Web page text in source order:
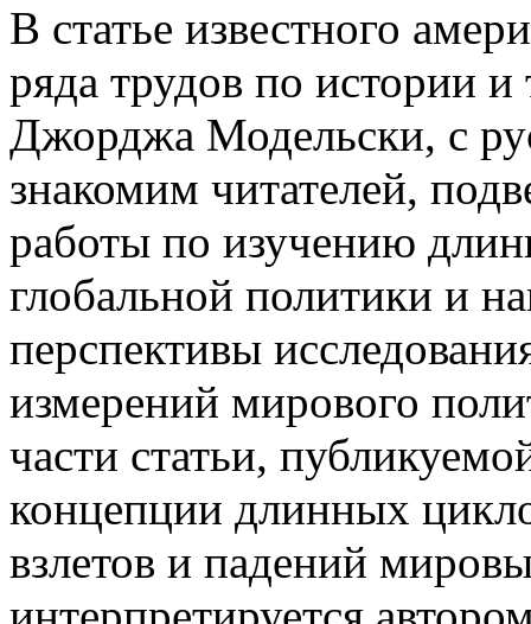
В статье известного
ряда трудов по истории
Джорджа Модельски, с
знакомим читателей,
работы по изучению
глобальной политики и
перспективы
измерений мирового
части статьи,
концепции длинных
взлетов и падений